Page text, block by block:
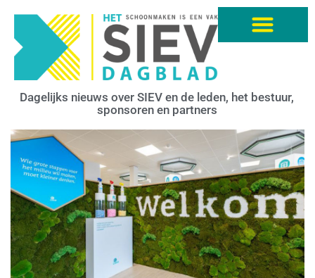
Dagelijks nieuws over SIEV en de leden, het bestuur,
sponsoren en partners